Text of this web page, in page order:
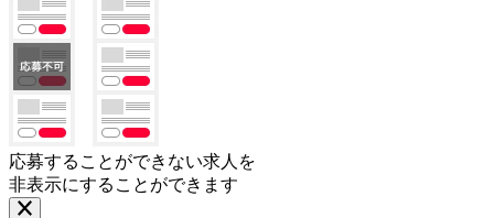
応募することができない求人を
非表示にすることができます